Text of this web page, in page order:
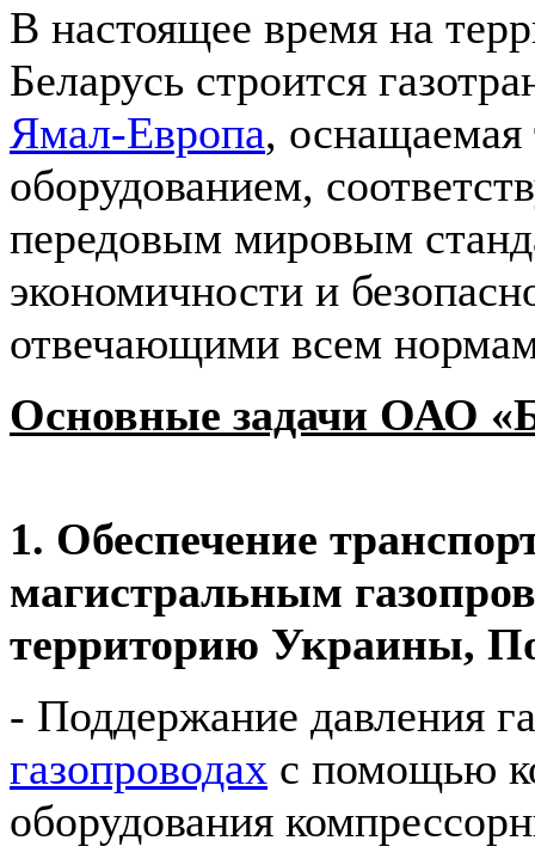
В настоящее время на
Беларусь стро­ится
Ямал-Европа, оснащаемая
оборудованием,
пере­довым мировым
экономичности и
отвечающими всем
Основные задачи ОАО
1. Обеспечение
магистральным
территорию Украины,
- Поддержание давления
газопроводах с помощью
оборудования